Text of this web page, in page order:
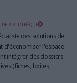
bibliothèque
des solutions de
d'économiser l'espace
intégrer des dossiers
(fiches, boites,